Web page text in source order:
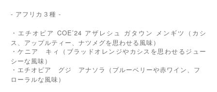
- アフリカ３種 -
・エチオピア COE’24 アザレシュ ガタウン
メンギツ（カシ
ス、アップルティー、ナツメグを思わせる風味）
・ケニア キィ（ブラッドオレンジやカシスを思わせるジュー
シーな風味）
・エチオピア グジ アナソラ（ブルーベリーや赤ワイン、フ
ローラルな風味）